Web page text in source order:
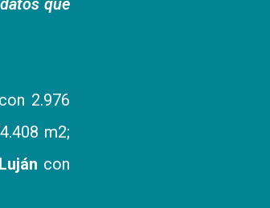
con 2.976
m2;
Luján con